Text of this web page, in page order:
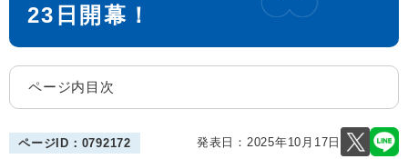
23日開幕！
ページ内目次
ページID：0792172 発表日： 2025年10月17日